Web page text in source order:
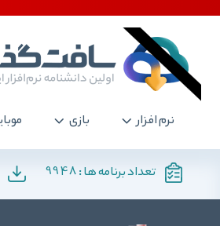
نرم افزار بازی
تعداد برنامه ها :9948